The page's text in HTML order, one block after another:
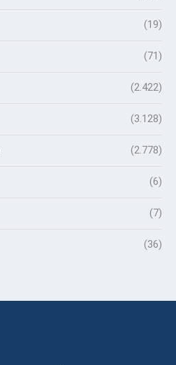
(19)
(71)
(2.422)
(3.128)
(2.778)
(6)
(7)
(36)